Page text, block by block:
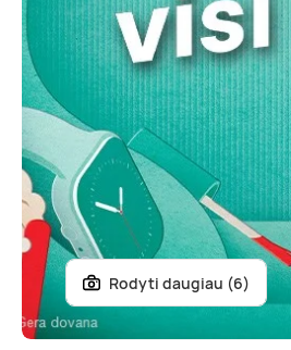
Rodyti daugiau (6)